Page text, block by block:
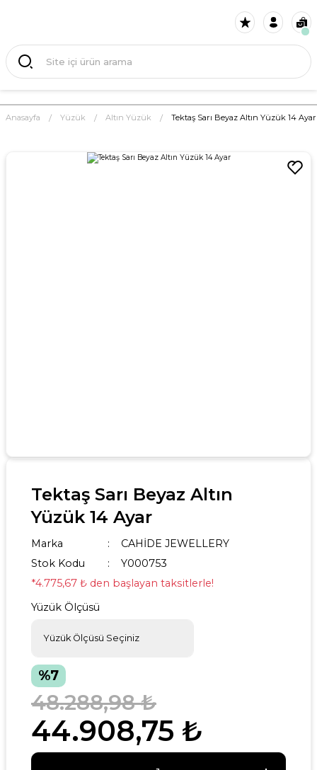
Anasayfa Yüzük Altın Yüzük Tektaş Sarı Beyaz Altın Yüzük 14 Ayar
Tektaş Sarı Beyaz Altın
Yüzük 14 Ayar
Marka
CAHİDE JEWELLERY
Stok Kodu
Y000753
*4.775,67 ₺ den başlayan taksitlerle!
Yüzük Ölçüsü
%7
44.908,75 ₺
48.288,98 ₺